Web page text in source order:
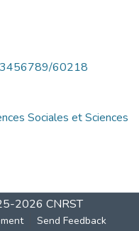
60218
Sociales et Sciences
2026 CNRST
Send Feedback